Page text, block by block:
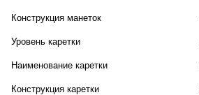
Конструкция манеток
Уровень каретки
Наименование каретки
Конструкция каретки